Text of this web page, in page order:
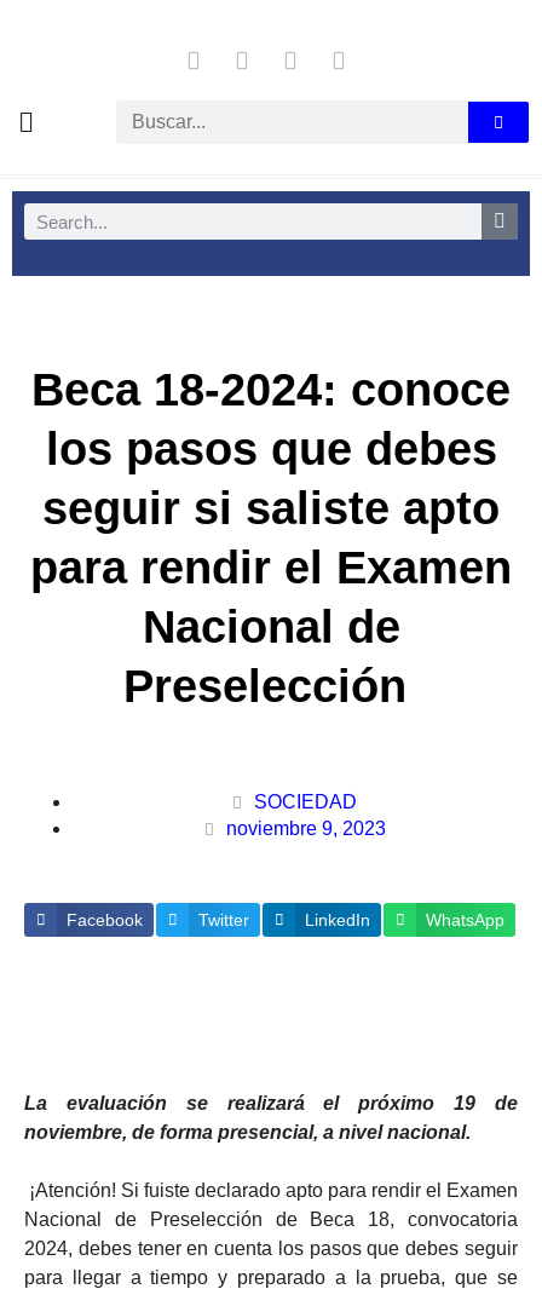
Beca 18-2024: conoce
los pasos que debes
seguir si saliste apto
para rendir el Examen
Nacional de
Preselección
SOCIEDAD
noviembre 9, 2023
Facebook Twitter LinkedIn WhatsApp
La evaluación se realizará el próximo 19 de
noviembre, de forma presencial, a nivel nacional.
¡Atención! Si fuiste declarado apto para rendir el Examen
Nacional de Preselección de Beca 18, convocatoria
2024, debes tener en cuenta los pasos que debes seguir
para llegar a tiempo y preparado a la prueba, que se